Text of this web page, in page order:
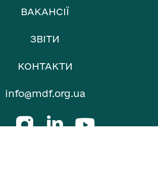
ВАКАНСІЇ
ЗВІТИ
КОНТАКТИ
info@mdf.org.ua